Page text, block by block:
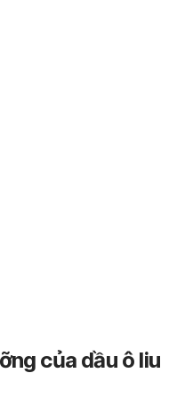
của dầu ô liu